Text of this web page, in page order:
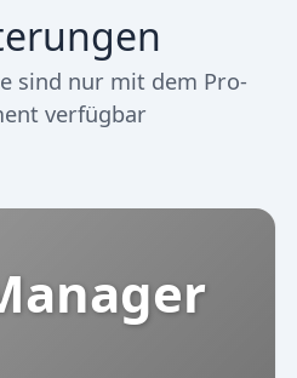
sind nur mit dem Pro-
verfügbar